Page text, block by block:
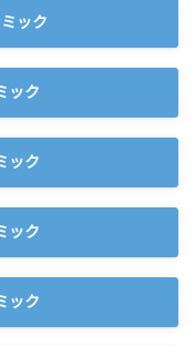
ック
ック
ック
ック
ック